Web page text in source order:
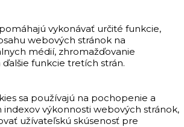
vykonávať určité funkcie,
webových stránok na
médií, zhromažďovanie
funkcie tretích strán.
sa používajú na pochopenie a
indexov výkonnosti webových stránok,
užívateľskú skúsenosť pre